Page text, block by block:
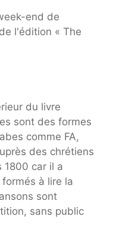
end de
l'édition « The
du livre
sont des formes
comme FA,
des chrétiens
1800 car il a
à lire la
sont
sans public